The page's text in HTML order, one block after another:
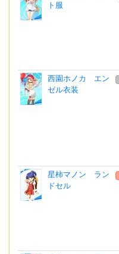
ト服
西園ホノカ エン
ゼル衣装
星柿マノン ラン
ドセル